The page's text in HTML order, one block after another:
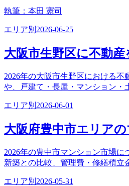
執筆： 本田 憲司
エリア別 2026-06-25
大阪市生野区に不動
2026年の大阪市生野区における
や、戸建て・長屋・マンション・
エリア別 2026-06-01
大阪府豊中市エリア
2026年の豊中市マンション市場
新築との比較、管理費・修繕積立
エリア別 2026-05-31